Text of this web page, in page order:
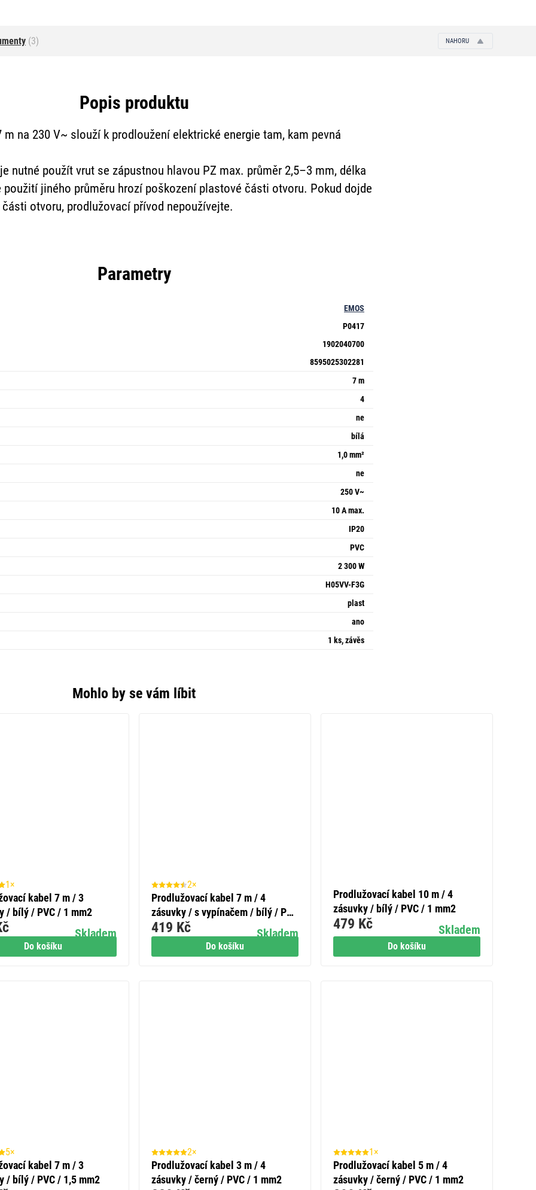
(3) NAHORU
Popis produktu
na 230 V~ slouží k prodloužení elektrické energie tam, kam pevná
nutné použít vrut se zápustnou hlavou PZ max. průměr 2,5–3 mm, délka
použití jiného průměru hrozí poškození plastové části otvoru. Pokud dojde
otvoru, prodlužovací přívod nepoužívejte.
Parametry
EMOS
P0417
1902040700
8595025302281
7 m
4
ne
bílá
1,0 mm²
ne
250 V~
10 A max.
IP20
PVC
2 300 W
H05VV-F3G
plast
ano
1 ks, závěs
Mohlo by se vám líbit
Do košíku
1×
kabel 7 m / 3
/ bílý / PVC / 1 mm2
Skladem
Do košíku
2×
Prodlužovací kabel 7 m / 4
zásuvky / s vypínačem / bílý / PVC
/ 1 mm2
Skladem
419 Kč
Do košíku
Prodlužovací kabel 10 m / 4
zásuvky / bílý / PVC / 1 mm2
Skladem
479 Kč
5×
kabel 7 m / 3
/ bílý / PVC / 1,5 mm2
2×
Prodlužovací kabel 3 m / 4
zásuvky / černý / PVC / 1 mm2
1×
Prodlužovací kabel 5 m / 4
zásuvky / černý / PVC / 1 mm2